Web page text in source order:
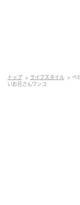
犬さんの顔を撫で
トップ ライフスタイル
ベ
いお兄さんワンコ